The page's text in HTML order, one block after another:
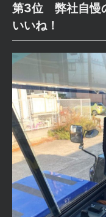
第3位 弊社自慢
いいね！